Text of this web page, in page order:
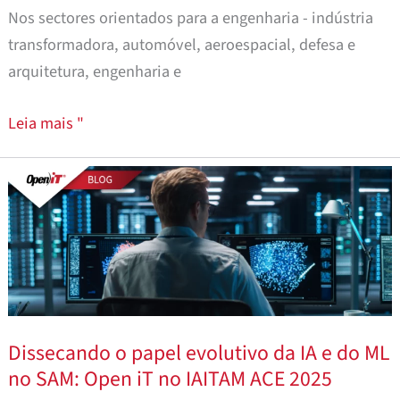
Nos sectores orientados para a engenharia - indústria
transformadora, automóvel, aeroespacial, defesa e
arquitetura, engenharia e
de
licenças
Leia mais "
Dissecando o papel evolutivo da IA e do ML
no SAM: Open iT no IAITAM ACE 2025
Dissecando
o
papel
evolutivo
da
IA
e
do
ML